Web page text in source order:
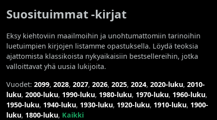
Suosituimmat -kirjat
Eksy kiehtoviin maailmoihin ja unohtumattomiin tarinoihin
luetuimpien kirjojen listamme opastuksella. Löydä teoksia
ajattomista klassikoista nykyaikaisiin bestsellereihin, jotka
valloittavat yhä uusia lukijoita.
Vuodet:2099,2028,2027,2026,2025,2024,2020-luku,2010-
luku,2000-luku, 1990-luku, 1980-luku, 1970-luku, 1960-luku,
1950-luku, 1940-luku, 1930-luku, 1920-luku, 1910-luku, 1900-
luku, 1800-luku, Kaikki